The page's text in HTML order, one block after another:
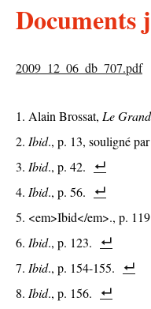
Documents
2009_12_06_db_707.pdf
Alain Brossat, Le
Ibid., p. 13, souligné
Ibid., p. 42.
Ibid., p. 56.
<em>Ibid</em>., p.
Ibid., p. 123.
Ibid., p. 154-155.
Ibid., p. 156.